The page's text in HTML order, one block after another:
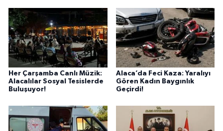
Her Çarşamba Canlı Müzik:
Alacalılar Sosyal Tesislerde
Buluşuyor!
Alaca’da Feci Kaza: Yaralıyı
Gören Kadın Baygınlık
Geçirdi!